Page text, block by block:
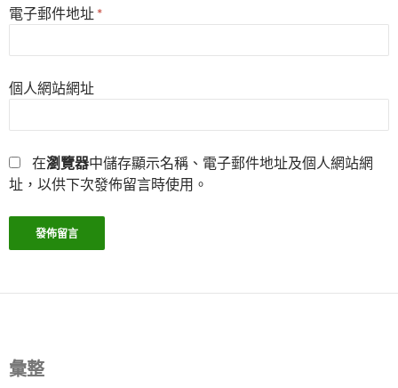
電子郵件地址 *
個人網站網址
在瀏覽器中儲存顯示名稱、電子郵件地址及個人網站網
址，以供下次發佈留言時使用。
彙整